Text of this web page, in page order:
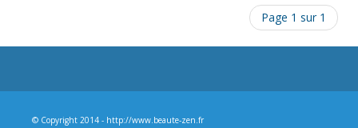
Page 1 sur 1
© Copyright 2014 - http://www.beaute-zen.fr